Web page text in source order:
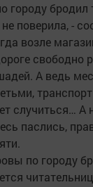
городу бродил
поверила, -
возле
свободно
А ведь
случиться… А
паслись,
по городу